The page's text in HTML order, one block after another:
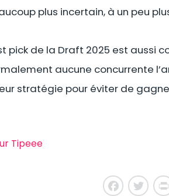
plus incertain, à un peu
pick de la Draft 2025 est aussi
aucune concurrente
stratégie pour éviter de
Tipeee